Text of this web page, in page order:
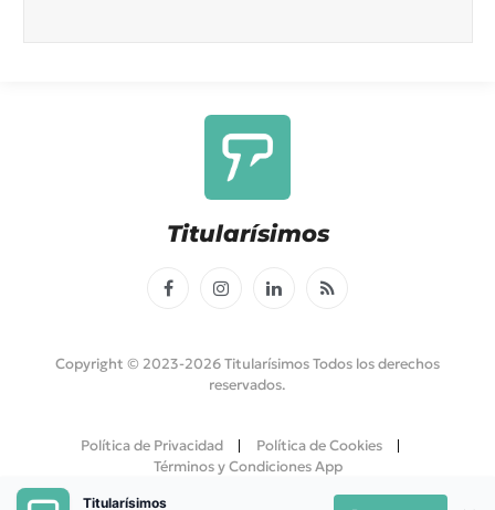
Titularísimos
FacebookInstagramLinkedInRSS
Copyright © 2023-2026 Titularísimos Todos los derechos
reservados.
Política de Privacidad
Política de Cookies
Términos y Condiciones App
Titularísimos